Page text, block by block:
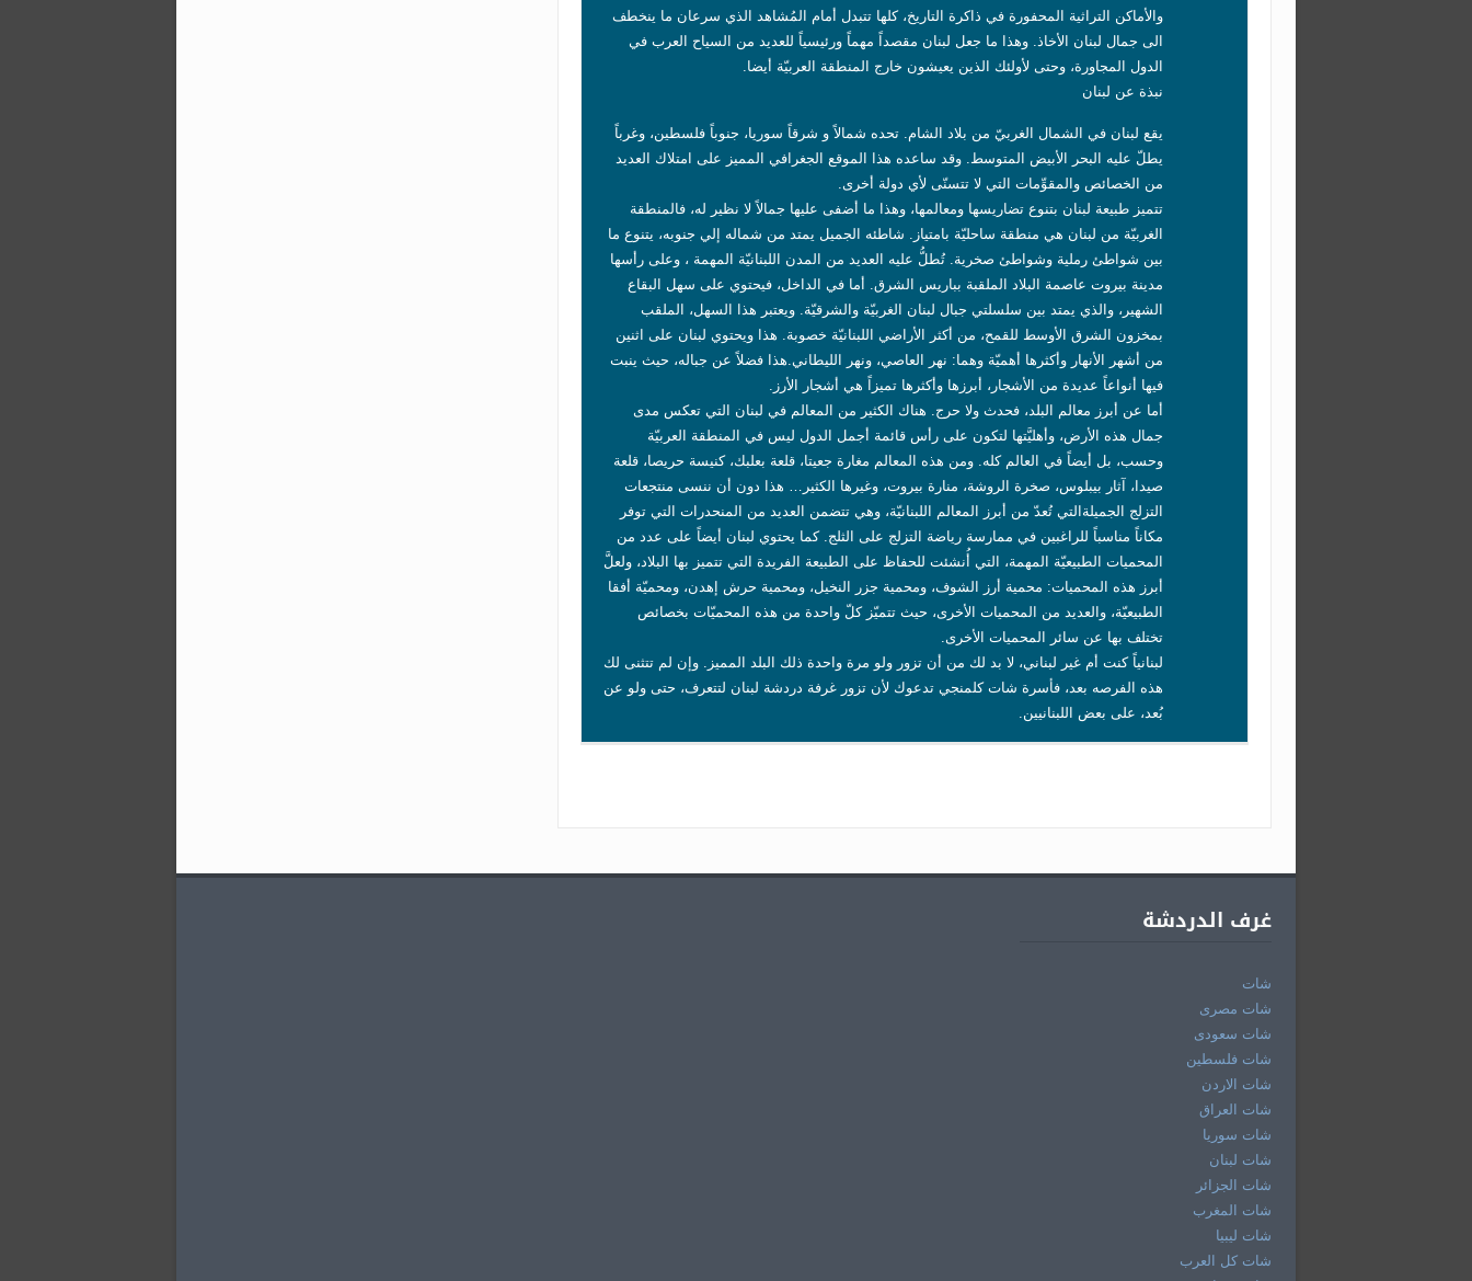
والأماكن التراثية المحفورة في ذاكرة التاريخ، كلها تتبدل أمام المُشاهد الذي سرعان ما ينخطف
الى جمال لبنان الأخاذ. وهذا ما جعل لبنان مقصداً مهماً ورئيسياً للعديد من السياح العرب في
الدول المجاورة، وحتى لأولئك الذين يعيشون خارج المنطقة العربيّة أيضا.
نبذة عن لبنان
يقع لبنان في الشمال الغربيّ من بلاد الشام. تحده شمالاً و شرقاً سوريا، جنوباً فلسطين، وغرباً
يطلّ عليه البحر الأبيض المتوسط. وقد ساعده هذا الموقع الجغرافي المميز على امتلاك العديد
من الخصائص والمقوِّمات التي لا تتسنّى لأي دولة أخرى.
تتميز طبيعة لبنان بتنوع تضاريسها ومعالمها، وهذا ما أضفى عليها جمالاً لا نظير له، فالمنطقة
الغربيّة من لبنان هي منطقة ساحليّة بامتياز. شاطئه الجميل يمتد من شماله إلي جنوبه، يتنوع ما
بين شواطئ رملية وشواطئ صخرية. تُطلُّ عليه العديد من المدن اللبنانيّة المهمة ، وعلى رأسها
مدينة بيروت عاصمة البلاد الملقبة بباريس الشرق. أما في الداخل، فيحتوي على سهل البقاع
الشهير، والذي يمتد بين سلسلتي جبال لبنان الغربيّة والشرقيّة. ويعتبر هذا السهل، الملقب
بمخزون الشرق الأوسط للقمح، من أكثر الأراضي اللبنانيّة خصوبة. هذا ويحتوي لبنان على اثنين
من أشهر الأنهار وأكثرها أهميّة وهما: نهر العاصي، ونهر الليطاني.هذا فضلاً عن جباله، حيث ينبت
فيها أنواعاً عديدة من الأشجار، أبرزها وأكثرها تميزاً هي أشجار الأرز.
أما عن أبرز معالم البلد، فحدث ولا حرج. هناك الكثير من المعالم في لبنان التي تعكس مدى
جمال هذه الأرض، وأهليَّتها لتكون على رأس قائمة أجمل الدول ليس في المنطقة العربيّة
وحسب، بل أيضاً في العالم كله. ومن هذه المعالم مغارة جعيتا، قلعة بعلبك، كنيسة حريصا، قلعة
صيدا، آثار بيبلوس، صخرة الروشة، منارة بيروت، وغيرها الكثير… هذا دون أن ننسى منتجعات
التزلج الجميلةالتي تُعدّ من أبرز المعالم اللبنانيّة، وهي تتضمن العديد من المنحدرات التي توفر
مكاناً مناسباً للراغبين في ممارسة رياضة التزلج على الثلج. كما يحتوي لبنان أيضاً على عدد من
المحميات الطبيعيّة المهمة، التي أُنشئت للحفاظ على الطبيعة الفريدة التي تتميز بها البلاد، ولعلَّ
أبرز هذه المحميات: محمية أرز الشوف، ومحمية جزر النخيل، ومحمية حرش إهدن، ومحميّة أفقا
الطبيعيّة، والعديد من المحميات الأخرى، حيث تتميّز كلّ واحدة من هذه المحميّات بخصائص
تختلف بها عن سائر المحميات الأخرى.
لبنانياً كنت أم غير لبناني، لا بد لك من أن تزور ولو مرة واحدة ذلك البلد المميز. وإن لم تتثنى لك
هذه الفرصه بعد، فأسرة شات كلمنجي تدعوك لأن تزور غرفة دردشة لبنان لتتعرف، حتى ولو عن
بُعد، على بعض اللبنانيين.
غرف الدردشة
شات
شات مصرى
شات سعودى
شات فلسطين
شات الاردن
شات العراق
شات سوريا
شات لبنان
شات الجزائر
شات المغرب
شات ليبيا
شات كل العرب